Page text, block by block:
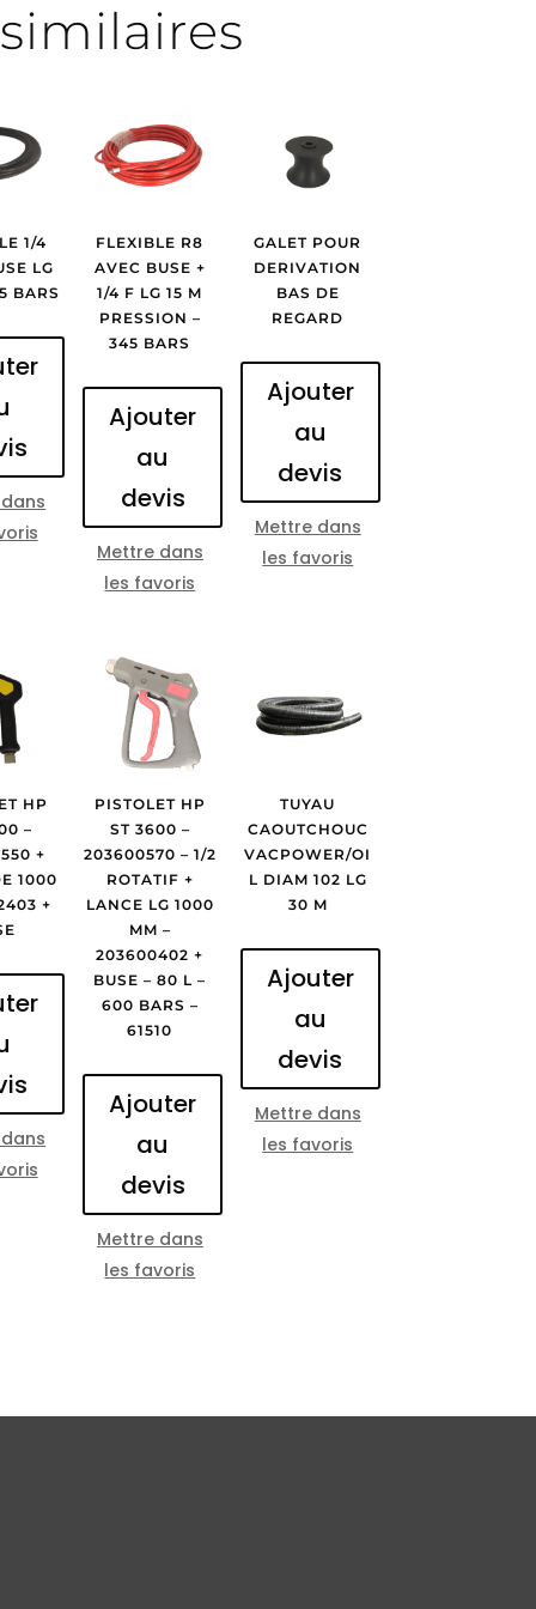
1/4
LG
BARS
FLEXIBLE R8
AVEC BUSE +
1/4 F LG 15 M
PRESSION –
345 BARS
Ajouter
au
devis
Mettre dans
les favoris
GALET POUR
DERIVATION
BAS DE
REGARD
Ajouter
au
devis
Mettre dans
les favoris
HP
–
+
1000
PISTOLET HP
ST 3600 –
203600570 – 1/2
ROTATIF +
LANCE LG 1000
MM –
203600402 +
BUSE – 80 L –
600 BARS –
61510
Ajouter
au
devis
Mettre dans
les favoris
TUYAU
CAOUTCHOUC
VACPOWER/OI
L DIAM 102 LG
30 M
Ajouter
au
devis
Mettre dans
les favoris